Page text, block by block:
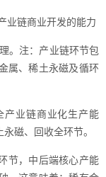
业链商业开发的能力
。注：产业链环节包
属、稀土永磁及循环
产业链商业化生产能
磁、回收全环节。
节，中后端核心产能